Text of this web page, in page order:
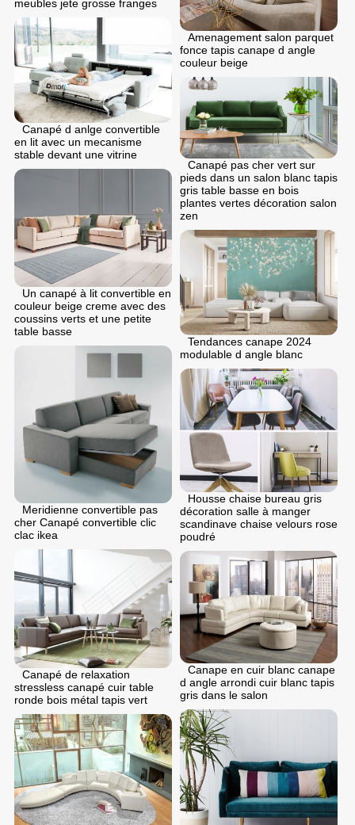
meubles jete grosse franges
Amenagement salon parquet
fonce tapis canape d angle
couleur beige
Canapé d anlge convertible
en lit avec un mecanisme
stable devant une vitrine
Canapé pas cher vert sur
pieds dans un salon blanc tapis
gris table basse en bois
plantes vertes décoration salon
zen
Un canapé à lit convertible en
couleur beige creme avec des
coussins verts et une petite
table basse
Tendances canape 2024
modulable d angle blanc
Meridienne convertible pas
cher Canapé convertible clic
clac ikea
Housse chaise bureau gris
décoration salle à manger
scandinave chaise velours rose
poudré
Canapé de relaxation
stressless canapé cuir table
ronde bois métal tapis vert
Canape en cuir blanc canape
d angle arrondi cuir blanc tapis
gris dans le salon